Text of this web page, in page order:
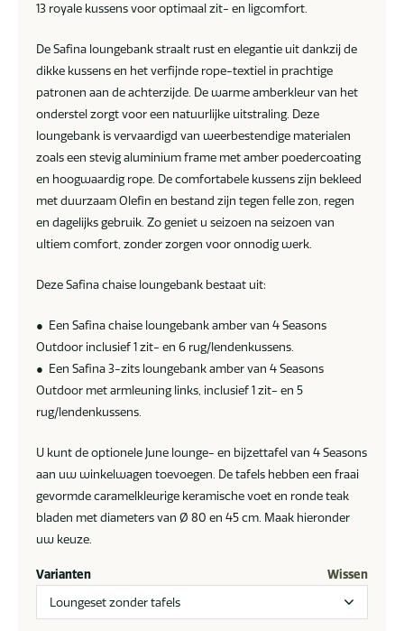
13 royale kussens voor optimaal zit- en ligcomfort.
De Safina loungebank straalt rust en elegantie uit dankzij de
dikke kussens en het verfijnde rope-textiel in prachtige
patronen aan de achterzijde. De warme amberkleur van het
onderstel zorgt voor een natuurlijke uitstraling. Deze
loungebank is vervaardigd van weerbestendige materialen
zoals een stevig aluminium frame met amber poedercoating
en hoogwaardig rope. De comfortabele kussens zijn bekleed
met duurzaam Olefin en bestand zijn tegen felle zon, regen
en dagelijks gebruik. Zo geniet u seizoen na seizoen van
ultiem comfort, zonder zorgen voor onnodig werk.
Deze Safina chaise loungebank bestaat uit:
● Een Safina chaise loungebank amber van 4 Seasons
Outdoor inclusief 1 zit- en 6 rug/lendenkussens.
● Een Safina 3-zits loungebank amber van 4 Seasons
Outdoor met armleuning links, inclusief 1 zit- en 5
rug/lendenkussens.
U kunt de optionele June lounge- en bijzettafel van 4 Seasons
aan uw winkelwagen toevoegen. De tafels hebben een fraai
gevormde caramelkleurige keramische voet en ronde teak
bladen met diameters van Ø 80 en 45 cm. Maak hieronder
uw keuze.
Varianten Wissen